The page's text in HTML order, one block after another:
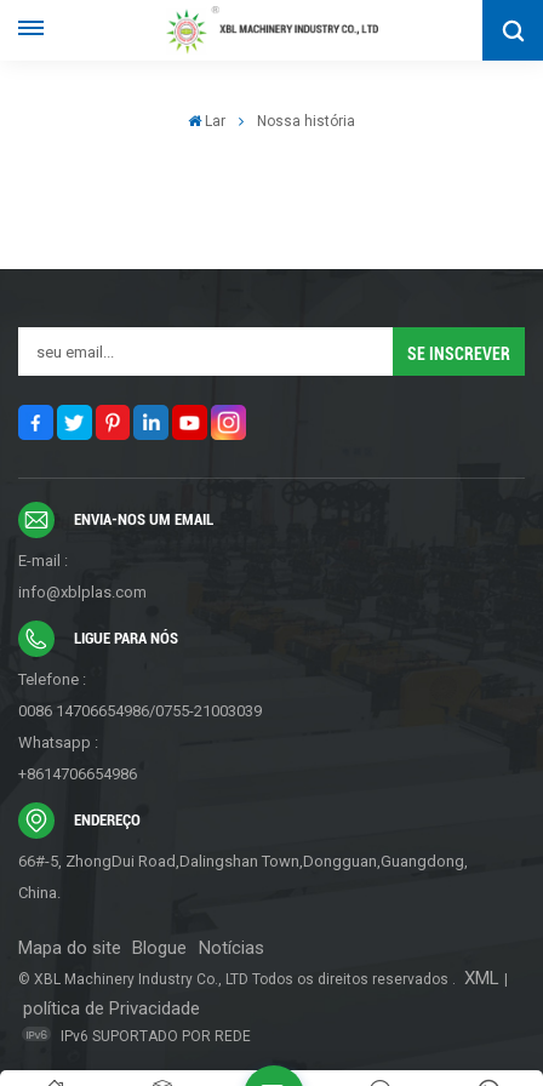
Lar Nossa história
ENVIA-NOS UM EMAIL
E-mail :
info@xblplas.com
LIGUE PARA NÓS
Telefone :
0086 14706654986/0755-21003039
Whatsapp :
+8614706654986
ENDEREÇO
66#-5, ZhongDui Road,Dalingshan Town,Dongguan,Guangdong,
China.
Mapa do site Blogue Notícias
© XBL Machinery Industry Co., LTD Todos os direitos reservados . XML
política de Privacidade
IPv6 SUPORTADO POR REDE